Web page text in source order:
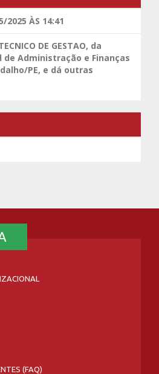
2025 ÀS 14:41
DE GESTAO, da
Administração e Finanças
PE, e dá outras
(FAQ)